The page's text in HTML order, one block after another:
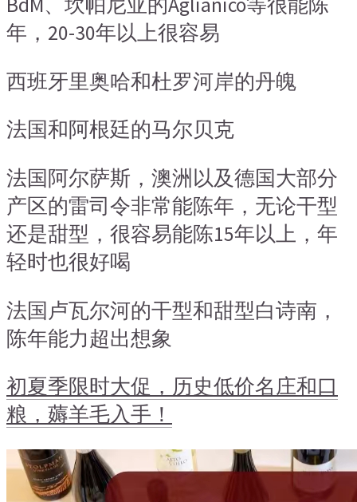
年，20-30年以上很容易
西班牙里奥哈和杜罗河岸的丹魄
法国和阿根廷的马尔贝克
法国阿尔萨斯，澳洲以及德国大部分
产区的雷司令非常能陈年，无论干型
还是甜型，很容易能陈15年以上，年
轻时也很好喝
法国卢瓦尔河的干型和甜型白诗南，
陈年能力超出想象
初夏季限时大促，历史低价名庄和口
粮，薅羊毛入手！